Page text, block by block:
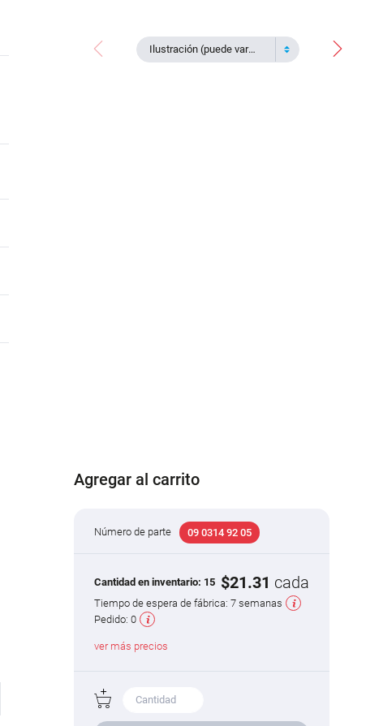
Ilustración (puede variar)
Agregar al carrito
Número de parte 09 0314 92 05
Cantidad en inventario: 15 $21.31 cada
Tiempo de espera de fábrica:7 semanas
Pedido:0
ver más precios